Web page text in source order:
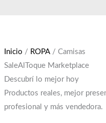
Inicio / ROPA/ Camisas
SaleAlToque Marketplace
Descubrí lo mejor hoy
Productos reales, mejor
profesional y más vendedora.
era:
$12,000.
es:
$10,000.